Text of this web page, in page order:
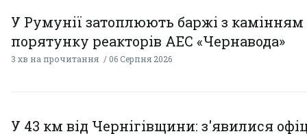
У Румунії затоплюють баржі з
порятунку реакторів АЕС «Чернавода»
3 хв на прочитання 06 Серпня 2026
У 43 км від Чернігівщини: з'явилися